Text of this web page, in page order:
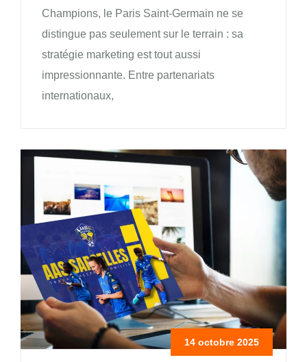
Champions, le Paris Saint-Germain ne se
distingue pas seulement sur le terrain : sa
stratégie marketing est tout aussi
impressionnante. Entre partenariats
internationaux,
14 octobre 2025